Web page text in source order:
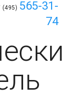
(495) 565-31-
74